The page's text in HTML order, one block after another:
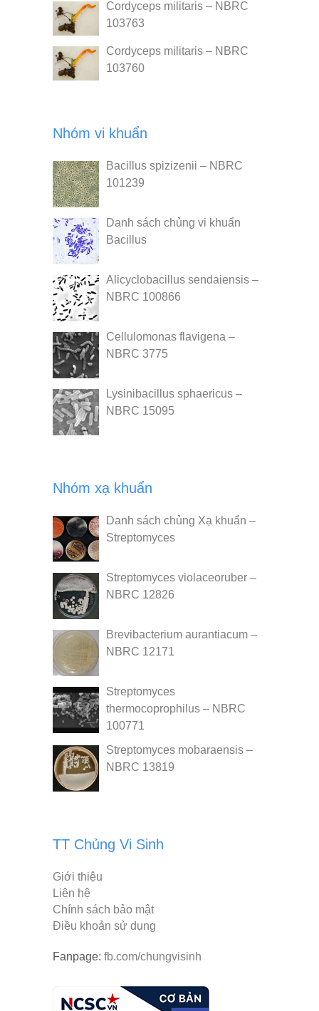
Cordyceps militaris – NBRC
103763
Cordyceps militaris – NBRC
103760
Nhóm vi khuẩn
Bacillus spizizenii – NBRC
101239
Danh sách chủng vi khuẩn
Bacillus
Alicyclobacillus sendaiensis –
NBRC 100866
Cellulomonas flavigena –
NBRC 3775
Lysinibacillus sphaericus –
NBRC 15095
Nhóm xạ khuẩn
Danh sách chủng Xạ khuẩn –
Streptomyces
Streptomyces violaceoruber –
NBRC 12826
Brevibacterium aurantiacum –
NBRC 12171
Streptomyces
thermocoprophilus – NBRC
100771
Streptomyces mobaraensis –
NBRC 13819
TT Chủng Vi Sinh
Giới thiệu
Liên hệ
Chính sách bảo mật
Điều khoản sử dụng
Fanpage: fb.com/chungvisinh